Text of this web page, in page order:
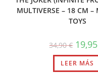
MULTIVERSE – 18 CM –
TOYS
34,90€ El
precio
era:
34,90
LEER MÁS